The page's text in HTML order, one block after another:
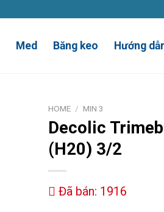
Med Băng keo Hướng
HOME / MIN 3
Decolic
(H20) 3/2
Đã bán: 1916